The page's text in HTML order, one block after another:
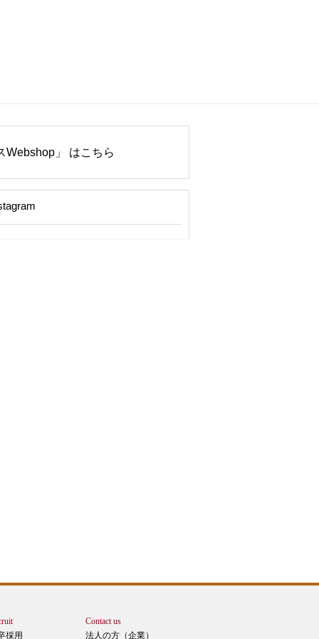
Webshop」 はこちら
採用
Contact us
法人の方（企業）